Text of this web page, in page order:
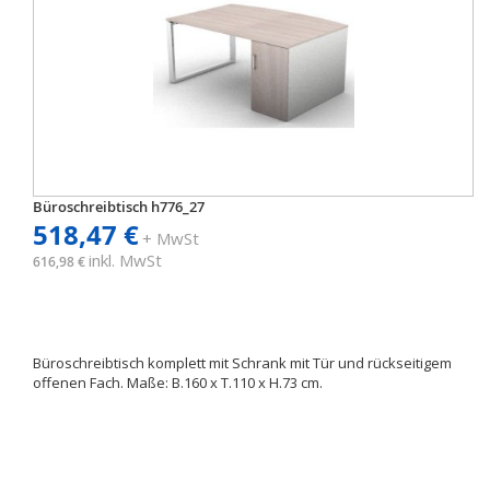
Büroschreibtisch h776_27
518,47 €+ MwSt
616,98 € inkl. MwSt
Büroschreibtisch komplett mit Schrank mit Tür und rückseitigem
offenen Fach. Maße: B.160 x T.110 x H.73 cm.